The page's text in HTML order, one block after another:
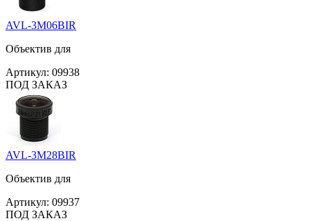
AVL-3M06BIR
Объектив для
Артикул: 09938
ПОД ЗАКАЗ
AVL-3M28BIR
Объектив для
Артикул: 09937
ПОД ЗАКАЗ